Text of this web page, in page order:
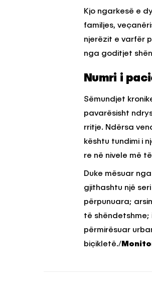
Kjo ngarkesë e
familjes,
njerëzit e varfër
nga goditjet
Numri i
Sëmundjet
pavarësisht
rritje. Ndërsa
kështu tundimi i
re në nivele më
Duke mësuar
gjithashtu një
përpunuara;
të shëndetshme;
përmirësuar
biçikletë./